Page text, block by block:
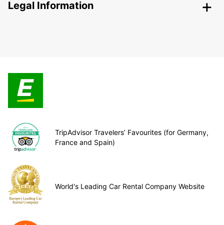
Legal Information
TripAdvisor Travelers’ Favourites (for Germany,
France and Spain)
World's Leading Car Rental Company Website